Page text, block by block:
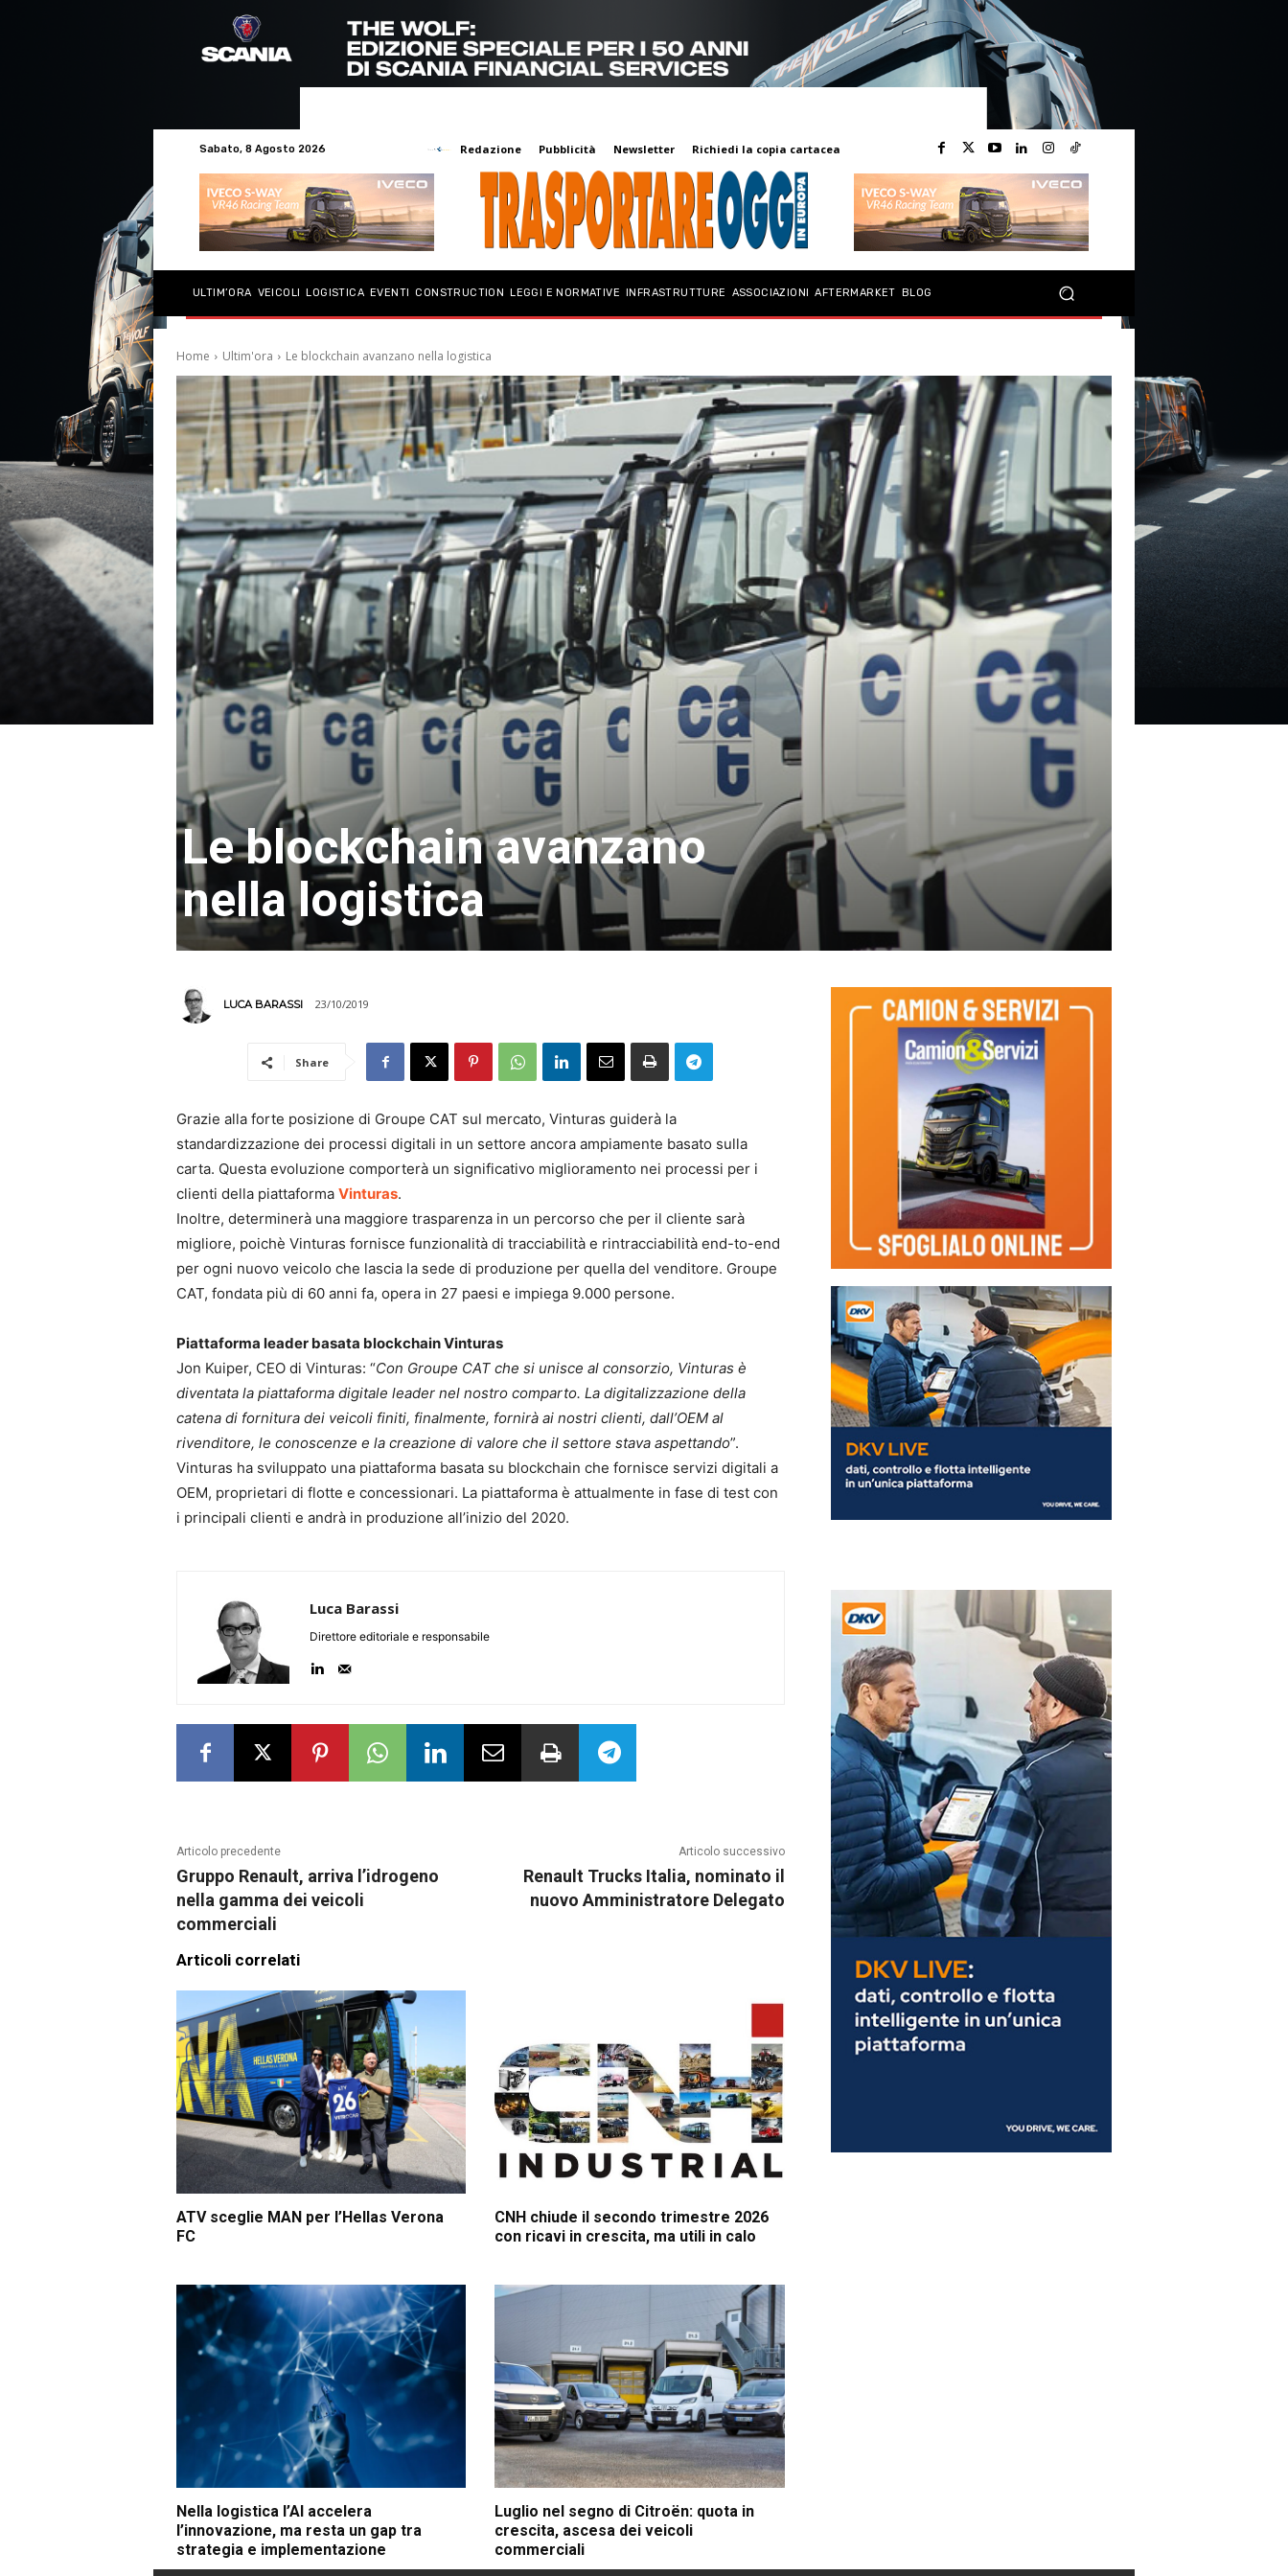
Sabato, 8 Agosto 2026 Redazione Pubblicità Newsletter Richiedi la copia cartacea
ULTIM’ORA VEICOLI LOGISTICA EVENTI CONSTRUCTION LEGGI E NORMATIVE INFRASTRUTTURE ASSOCIAZIONI AFTERMARKET BLOG
Home Ultim'ora Le blockchain avanzano nella logistica
Le blockchain avanzano
nella logistica
LUCA BARASSI 23/10/2019
Share
Grazie alla forte posizione di Groupe CAT sul mercato, Vinturas guiderà la
standardizzazione dei processi digitali in un settore ancora ampiamente basato sulla
carta. Questa evoluzione comporterà un significativo miglioramento nei processi per i
clienti della piattaforma Vinturas.
Inoltre, determinerà una maggiore trasparenza in un percorso che per il cliente sarà
migliore, poichè Vinturas fornisce funzionalità di tracciabilità e rintracciabilità end-to-end
per ogni nuovo veicolo che lascia la sede di produzione per quella del venditore. Groupe
CAT, fondata più di 60 anni fa, opera in 27 paesi e impiega 9.000 persone.
Piattaforma leader basata blockchain Vinturas
Jon Kuiper, CEO di Vinturas: “Con Groupe CAT che si unisce al consorzio, Vinturas è
diventata la piattaforma digitale leader nel nostro comparto. La digitalizzazione della
catena di fornitura dei veicoli finiti, finalmente, fornirà ai nostri clienti, dall’OEM al
rivenditore, le conoscenze e la creazione di valore che il settore stava aspettando”.
Vinturas ha sviluppato una piattaforma basata su blockchain che fornisce servizi digitali a
OEM, proprietari di flotte e concessionari. La piattaforma è attualmente in fase di test con
i principali clienti e andrà in produzione all’inizio del 2020.
Luca Barassi
Direttore editoriale e responsabile
Articolo precedente
Gruppo Renault, arriva l’idrogeno
nella gamma dei veicoli
commerciali
Articolo successivo
Renault Trucks Italia, nominato il
nuovo Amministratore Delegato
Articoli correlati
ATV sceglie MAN per l’Hellas Verona
FC
CNH chiude il secondo trimestre 2026
con ricavi in crescita, ma utili in calo
Nella logistica l’AI accelera
l’innovazione, ma resta un gap tra
strategia e implementazione
Luglio nel segno di Citroën: quota in
crescita, ascesa dei veicoli
commerciali